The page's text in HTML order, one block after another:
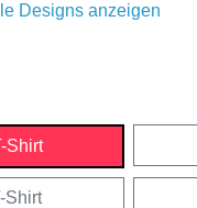
Designs anzeigen
Shirt
Shirt